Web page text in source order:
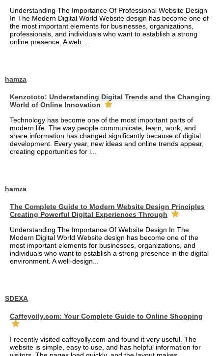
Understanding The Importance Of Professional Website Design
In The Modern Digital World Website design has become one of
the most important elements for businesses, organizations,
professionals, and individuals who want to establish a strong
online presence. A web...
hamza
Kenzototo: Understanding Digital Trends and the Changing
World of Online Innovation
Technology has become one of the most important parts of
modern life. The way people communicate, learn, work, and
share information has changed significantly because of digital
development. Every year, new ideas and online trends appear,
creating opportunities for i...
hamza
The Complete Guide to Modern Website Design Principles
Creating Powerful Digital Experiences Through
Understanding The Importance Of Website Design In The
Modern Digital World Website design has become one of the
most important elements for businesses, organizations, and
individuals who want to establish a strong presence in the digital
environment. A well-design...
SDEXA
Caffeyolly.com: Your Complete Guide to Online Shopping
I recently visited caffeyolly.com and found it very useful. The
website is simple, easy to use, and has helpful information for